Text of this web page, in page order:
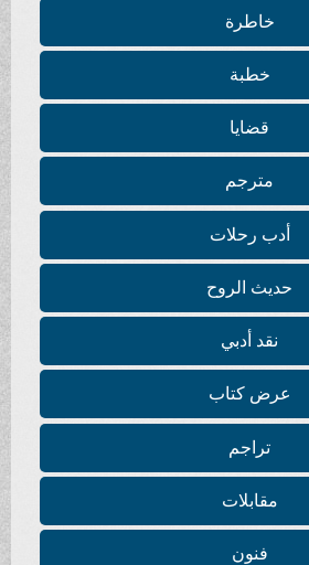
خاطرة
خطبة
قضايا
مترجم
أدب رحلات
حديث الروح
نقد أدبي
عرض كتاب
تراجم
مقابلات
فنون